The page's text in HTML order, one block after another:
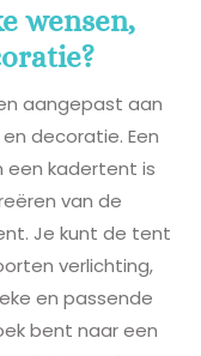
wensen,
aangepast aan
decoratie. Een
een kadertent is
van de
Je kunt de tent
verlichting,
en passende
bent naar een